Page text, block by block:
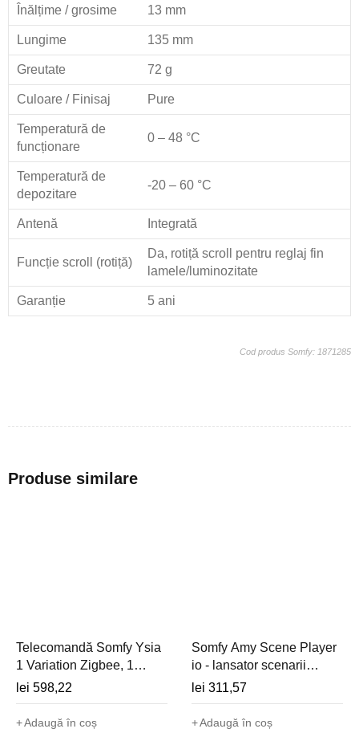
Înălțime / grosime 13 mm
Lungime 135 mm
Greutate 72 g
Culoare / Finisaj Pure
Temperatură de
funcționare
0 – 48 °C
Temperatură de
depozitare
-20 – 60 °C
Antenă Integrată
Funcție scroll (rotiță)
Da, rotiță scroll pentru reglaj fin
lamele/luminozitate
Garanție 5 ani
Cod produs Somfy: 1871285
Produse similare
Telecomandă Somfy Ysia
1 Variation Zigbee, 1
canal cu funcție scroll -
1871284
lei 598,22
Adaugă în coș
Somfy Amy Scene Player
io - lansator scenarii
TaHoma cu senzor
temperatura, cu rama
patrata - 1871067
lei 311,57
Adaugă în coș